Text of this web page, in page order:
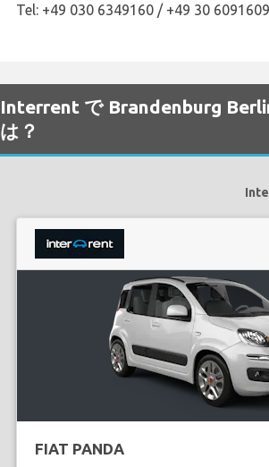
Tel: +49 030 6349160 / +49 30
Interrent で Brandenburg
は？
FIAT PANDA